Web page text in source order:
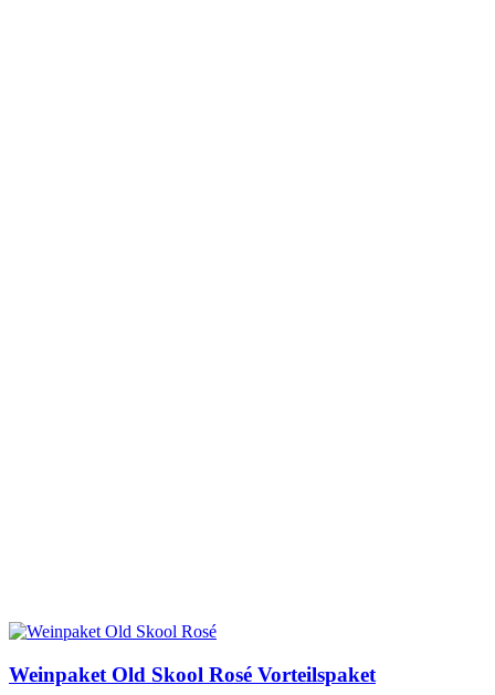
Weinpaket Old Skool Rosé Vorteilspaket